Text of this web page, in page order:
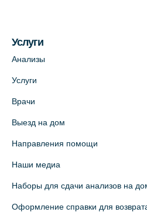
Медицинский центр на
12к2 (официальный
Медицинский центр
(официальный
+7 (812) 664-55-80
На карте
Услуги
Анализы
Услуги
Врачи
Выезд на дом
Направления помощи
Наши медиа
Наборы для сдачи анализов на
Оформление справки для